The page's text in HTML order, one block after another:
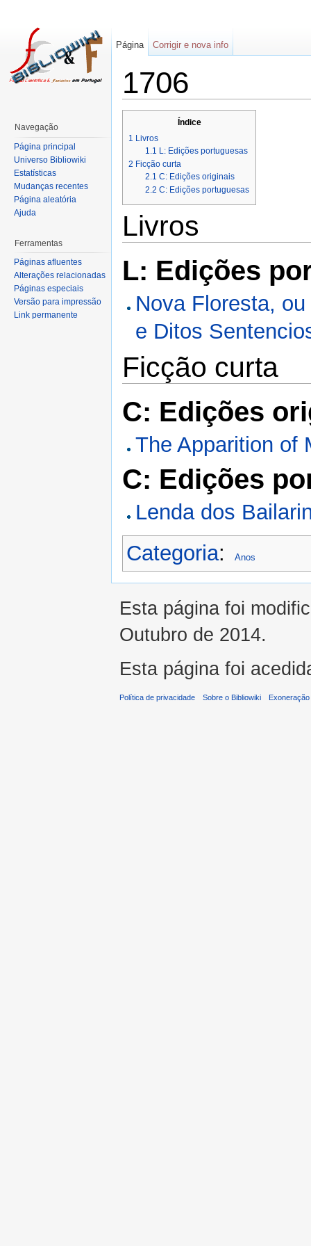
1706
Índice
1 Livros
1.1 L: Edições portuguesas
2 Ficção curta
2.1 C: Edições originais
2.2 C: Edições portuguesas
Livros
L: Edições
Nova Floresta,
e Ditos
Ficção curta
C: Edições
The Apparition of
C: Edições
Lenda dos
Categoria: Anos
Página Corrigir e nova info
Navegação
Página principal
Universo Bibliowiki
Estatísticas
Mudanças recentes
Página aleatória
Ajuda
Ferramentas
Páginas afluentes
Alterações relacionadas
Páginas especiais
Versão para impressão
Link permanente
Esta página foi
Outubro de 2014.
Esta página foi
Política de privacidade Sobre o Bibliowiki